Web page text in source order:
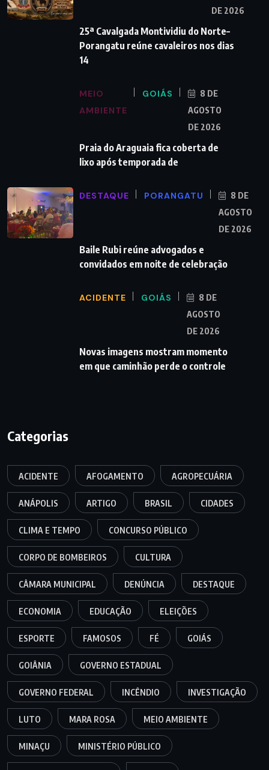
DE 2026
25ª Cavalgada Montividiu do Norte–
Porangatu reúne cavaleiros nos dias
14
MEIO
AMBIENTE
GOIÁS
8 DE
AGOSTO
DE 2026
Praia do Araguaia fica coberta de
lixo após temporada de
DESTAQUE PORANGATU
8 DE
AGOSTO
DE 2026
Baile Rubi reúne advogados e
convidados em noite de celebração
ACIDENTE GOIÁS
8 DE
AGOSTO
DE 2026
Novas imagens mostram momento
em que caminhão perde o controle
Categorias
ACIDENTE AFOGAMENTO AGROPECUÁRIA
ANÁPOLIS ARTIGO BRASIL CIDADES
CLIMA E TEMPO CONCURSO PÚBLICO
CORPO DE BOMBEIROS CULTURA
CÂMARA MUNICIPAL DENÚNCIA DESTAQUE
ECONOMIA EDUCAÇÃO ELEIÇÕES
ESPORTE FAMOSOS FÉ GOIÁS
GOIÂNIA GOVERNO ESTADUAL
GOVERNO FEDERAL INCÊNDIO INVESTIGAÇÃO
LUTO MARA ROSA MEIO AMBIENTE
MINAÇU MINISTÉRIO PÚBLICO